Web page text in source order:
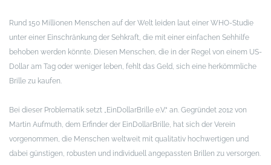
Rund 150 Millionen Menschen auf der Welt leiden laut einer WHO-Studie
unter einer Einschränkung der Sehkraft, die mit einer einfachen Sehhilfe
behoben werden könnte. Diesen Menschen, die in der Regel von einem US-
Dollar am Tag oder weniger leben, fehlt das Geld, sich eine herkömmliche
Brille zu kaufen.
Bei dieser Problematik setzt „EinDollarBrille e.V.“ an. Gegründet 2012 von
Martin Aufmuth, dem Erfinder der EinDollarBrille, hat sich der Verein
vorgenommen, die Menschen weltweit mit qualitativ hochwertigen und
dabei günstigen, robusten und individuell angepassten Brillen zu versorgen.